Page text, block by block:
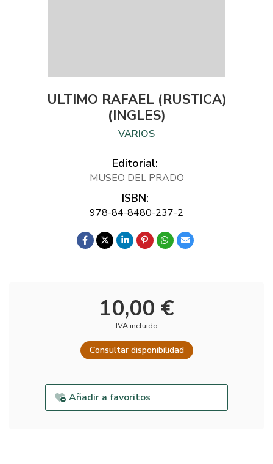
ULTIMO RAFAEL (RUSTICA)
(INGLES)
VARIOS
Editorial:
MUSEO DEL PRADO
ISBN:
978-84-8480-237-2
10,00 €
IVA incluido
Consultar disponibilidad
Añadir a favoritos